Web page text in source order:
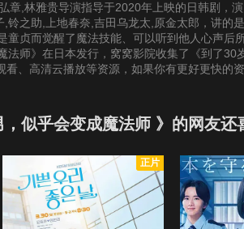
章,林雅贵导演指导于2020年上映的日韩剧，
铃之助,上地春奈,吉田乌龙太,原金太郎，讲的
贞而觉醒了魔法技能、可以听到他人心声后
法师》在日本发行，窝窝影院收集了《到了
、高清云播放等资源，如果你有更好更快的资
似乎会变成魔法师 》的网友还
正片